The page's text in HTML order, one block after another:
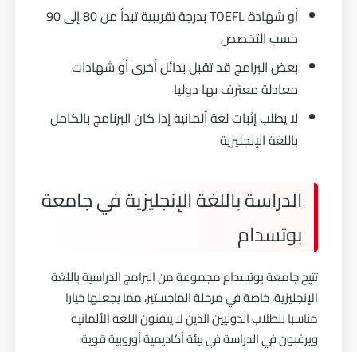
أو شهادة TOEFL بدرجة تقريبية تبدأ من 80 إلى 90
حسب التخصص
بعض البرامج قد تقبل بدائل أخرى أو شهادات
معادلة معترف بها دوليا
لا يطلب إثبات لغة ألمانية إذا كان البرنامج بالكامل
باللغة الإنجليزية
الدراسة باللغة الإنجليزية في جامعة
بوتسدام
تتيح جامعة بوتسدام مجموعة من البرامج الدراسية باللغة
الإنجليزية، خاصة في مرحلة الماجستير، مما يجعلها خيارا
مناسبا للطلاب الدوليين الذين لا يتقنون اللغة الألمانية
ويرغبون في الدراسة في بيئة أكاديمية أوروبية قوية: